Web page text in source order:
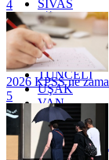
SİVAS
SİİRT
TEKİRDAĞ
TOKAT
TRABZON
TUNCELİ
UŞAK
VAN
YALOVA
YOZGAT
4
2026 KPSS ne
5